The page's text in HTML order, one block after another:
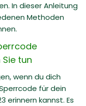
In dieser Anleitung
Methoden
tun
wenn du dich
für dein
erinnern kannst. Es